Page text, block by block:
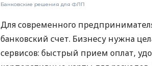
Банковские решения для ФЛП
Для современного
банковский счет. Бизнесу нужна
сервисов: быстрый прием оплат,